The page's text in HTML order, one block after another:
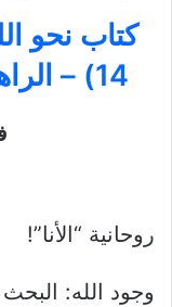
14) – الراهب سارافيم البرموسي
روحانية “الأنا”!
وجود الله: